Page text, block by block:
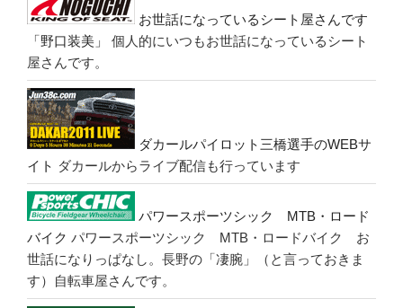
お世話になっているシート屋さんです
「野口装美」
個人的にいつもお世話になっているシート
屋さんです。
ダカールパイロット三橋選手のWEBサ
イト ダカールからライブ配信も行っています
パワースポーツシック MTB・ロード
バイク パワースポーツシック MTB・ロードバイク お
世話になりっぱなし。長野の「凄腕」（と言っておきま
す）自転車屋さんです。